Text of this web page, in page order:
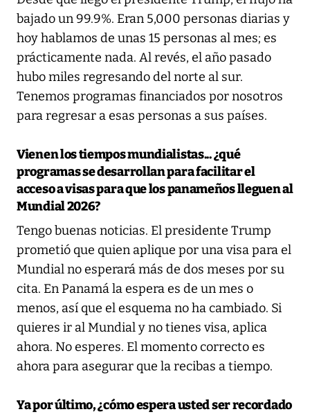
bajado un 99.9%. Eran 5,000 personas diarias y
hoy hablamos de unas 15 personas al mes; es
prácticamente nada. Al revés, el año pasado
hubo miles regresando del norte al sur.
Tenemos programas financiados por nosotros
para regresar a esas personas a sus países.
Vienen los tiempos mundialistas... ¿qué
programas se desarrollan para facilitar el
acceso a visas para que los panameños lleguen al
Mundial 2026?
Tengo buenas noticias. El presidente Trump
prometió que quien aplique por una visa para el
Mundial no esperará más de dos meses por su
cita. En Panamá la espera es de un mes o
menos, así que el esquema no ha cambiado. Si
quieres ir al Mundial y no tienes visa, aplica
ahora. No esperes. El momento correcto es
ahora para asegurar que la recibas a tiempo.
Ya por último, ¿cómo espera usted ser recordado